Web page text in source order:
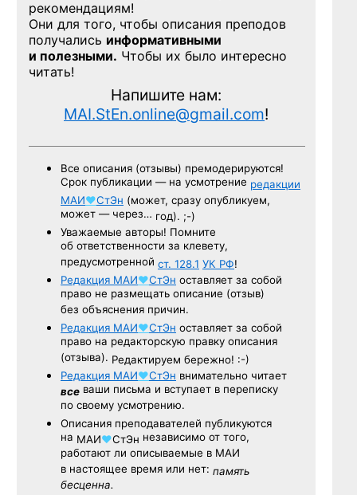
рекомендациям!
Они для того, чтобы описания преподов
получались информативными
и полезными. Чтобы их было интересно
читать!
Напишите нам:
MAI.StEn.online@gmail.com!
Все описания (отзывы) премодерируются!
Срок публикации — на усмотрение редакции
МАИ♥СтЭн (может, сразу опубликуем,
может — через… год). ;-)
Уважаемые авторы! Помните
об ответственности за клевету,
предусмотренной ст. 128.1 УК РФ!
Редакция МАИ♥СтЭн оставляет за собой
право не размещать описание (отзыв)
без объяснения причин.
Редакция МАИ♥СтЭн оставляет за собой
право на редакторскую правку описания
(отзыва). Редактируем бережно! :-)
Редакция МАИ♥СтЭн внимательно читает
все ваши письма и вступает в переписку
по своему усмотрению.
Описания преподавателей публикуются
на МАИ♥СтЭн независимо от того,
работают ли описываемые в МАИ
в настоящее время или нет: память
бесценна.